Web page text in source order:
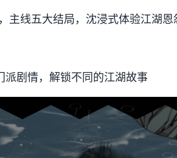
线五大结局，沈浸式体验江湖恩
剧情，解锁不同的江湖故事